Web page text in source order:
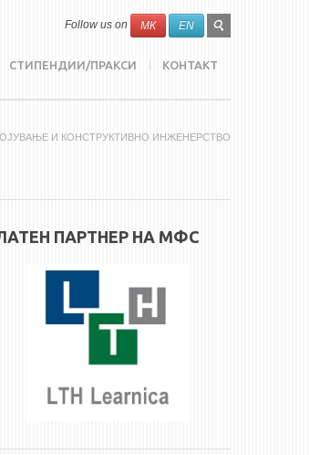
SEARCH
FORM
Search
Follow us on МК EN
СТИПЕНДИИ/ПРАКСИ КОНТАКТ
И КОНСТРУКТИВНО ИНЖЕНЕРСТВО
ПАРТНЕР НА МФС